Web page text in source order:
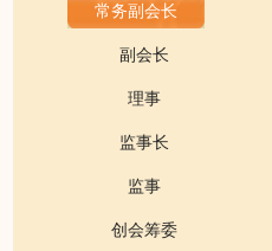
常务副会长
副会长
理事
监事长
监事
创会筹委